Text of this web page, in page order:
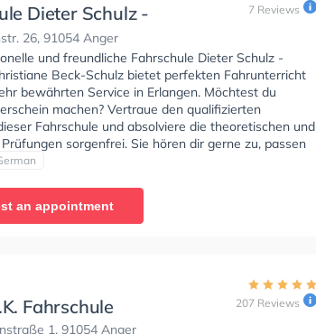
Dieter Schulz -
Christiane Beck-
26, 91054 Anger
7 Reviews
und freundliche Fahrschule Dieter Schulz -
Beck-Schulz bietet perfekten Fahrunterricht
bewährten Service in Erlangen. Möchtest du
machen? Vertraue den qualifizierten
Fahrschule und absolviere die theoretischen und
sorgenfrei. Sie hören dir gerne zu, passen
Bedürfnissen an und bieten dir eine persönliche
der Fahrschule Dieter Schulz - Inhaberin Christiane
Sie können einen Termin online anfragen.
an appointment
Fahrschule
1, 91054 Anger
207 Reviews